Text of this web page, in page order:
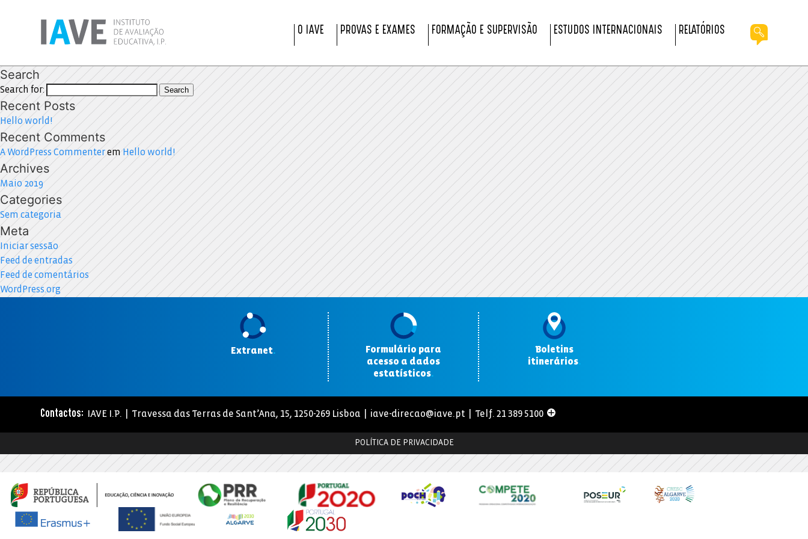
O IAVE PROVAS E EXAMES FORMAÇÃO E SUPERVISÃO ESTUDOS INTERNACIONAIS RELATÓRIOS
Search
Search for: Search
Recent Posts
Hello world!
Recent Comments
A WordPress Commenterem Hello world!
Archives
Maio 2019
Categories
Sem categoria
Meta
Iniciar sessão
Feed de entradas
Feed de comentários
WordPress.org
Extranet.
Formulário para
acesso a dados
estatísticos.
Boletins
itinerários.
Contactos: IAVE I.P. | Travessa das Terras de Sant’Ana, 15, 1250-269 Lisboa | iave-direcao@iave.pt | Telf. 21 389 5100
POLÍTICA DE PRIVACIDADE